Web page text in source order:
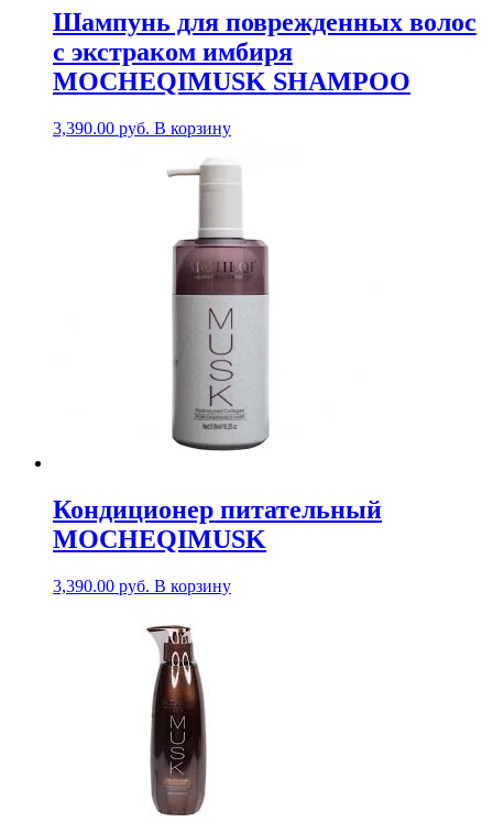
Шампунь для поврежденных волос
с экстраком имбиря
MOCHEQIMUSK SHAMPOO
3,390.00 руб. В корзину
Кондиционер питательный
MOCHEQIMUSK
3,390.00 руб. В корзину